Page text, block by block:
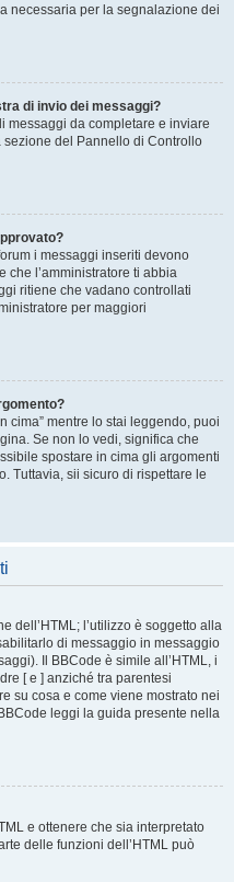
necessaria per la segnalazione dei
di invio dei messaggi?
messaggi da completare e inviare
sezione del Pannello di Controllo
i messaggi inseriti devono
che l’amministratore ti abbia
ritiene che vadano controllati
per maggiori
cima” mentre lo stai leggendo, puoi
Se non lo vedi, significa che
spostare in cima gli argomenti
Tuttavia, sii sicuro di rispettare le
dell’HTML; l’utilizzo è soggetto alla
di messaggio in messaggio
Il BBCode è simile all’HTML, i
[ e ] anziché tra parentesi
su cosa e come viene mostrato nei
leggi la guida presente nella
e ottenere che sia interpretato
delle funzioni dell’HTML può